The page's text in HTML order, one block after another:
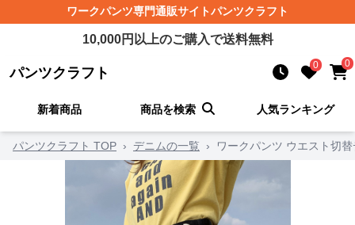
ワークパンツ専門通販サイトパンツクラフト
10,000円以上のご購入で送料無料
パンツクラフト 0 0
新着商品 商品を検索 人気ランキング
パンツクラフト TOP › デニムの一覧 › ワークパンツ ウエスト切